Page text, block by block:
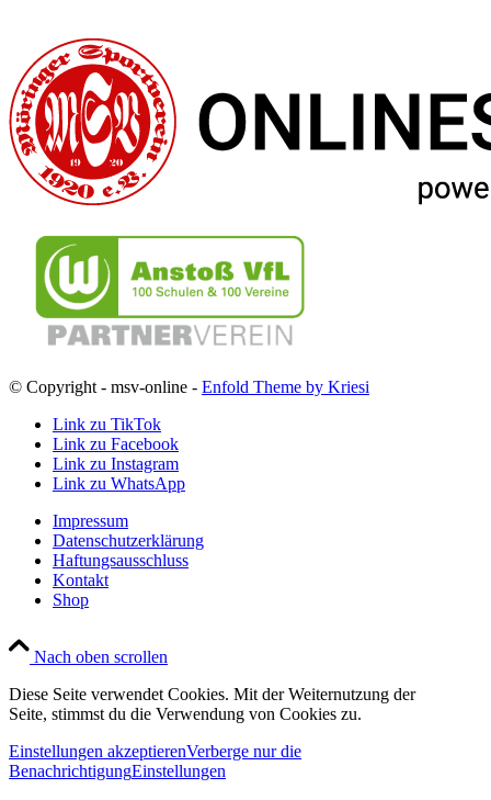
© Copyright - msv-online - Enfold Theme by Kriesi
Link zu TikTok
Link zu Facebook
Link zu Instagram
Link zu WhatsApp
Impressum
Datenschutzerklärung
Haftungsausschluss
Kontakt
Shop
Nach oben scrollen
Diese Seite verwendet Cookies. Mit der Weiternutzung der
Seite, stimmst du die Verwendung von Cookies zu.
Einstellungen akzeptierenVerberge nur die
BenachrichtigungEinstellungen